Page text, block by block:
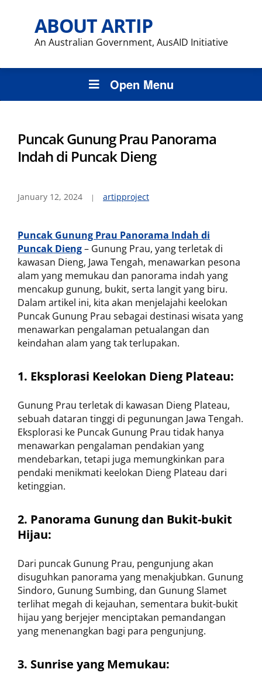
ABOUT ARTIP
An Australian Government, AusAID Initiative
Open Menu
Puncak Gunung Prau Panorama
Indah di Puncak Dieng
January 12, 2024 artipproject
Puncak Gunung Prau Panorama Indah di
Puncak Dieng– Gunung Prau, yang terletak di
kawasan Dieng, Jawa Tengah, menawarkan pesona
alam yang memukau dan panorama indah yang
mencakup gunung, bukit, serta langit yang biru.
Dalam artikel ini, kita akan menjelajahi keelokan
Puncak Gunung Prau sebagai destinasi wisata yang
menawarkan pengalaman petualangan dan
keindahan alam yang tak terlupakan.
1. Eksplorasi Keelokan Dieng Plateau:
Gunung Prau terletak di kawasan Dieng Plateau,
sebuah dataran tinggi di pegunungan Jawa Tengah.
Eksplorasi ke Puncak Gunung Prau tidak hanya
menawarkan pengalaman pendakian yang
mendebarkan, tetapi juga memungkinkan para
pendaki menikmati keelokan Dieng Plateau dari
ketinggian.
2. Panorama Gunung dan Bukit-bukit
Hijau:
Dari puncak Gunung Prau, pengunjung akan
disuguhkan panorama yang menakjubkan. Gunung
Sindoro, Gunung Sumbing, dan Gunung Slamet
terlihat megah di kejauhan, sementara bukit-bukit
hijau yang berjejer menciptakan pemandangan
yang menenangkan bagi para pengunjung.
3. Sunrise yang Memukau: